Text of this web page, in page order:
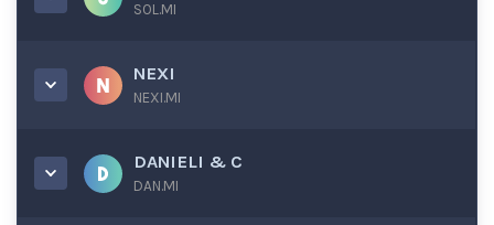
SOL.MI
NEXI
NEXI.MI
DANIELI & C
DAN.MI